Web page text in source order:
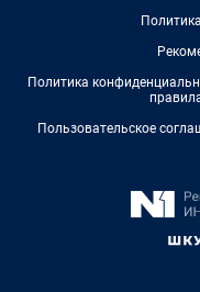
Политика
Пользовательское